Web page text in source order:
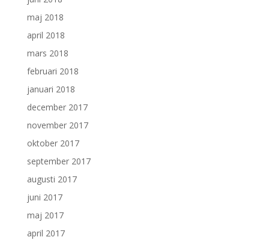
maj 2018
april 2018
mars 2018
februari 2018
januari 2018
december 2017
november 2017
oktober 2017
september 2017
augusti 2017
juni 2017
maj 2017
april 2017